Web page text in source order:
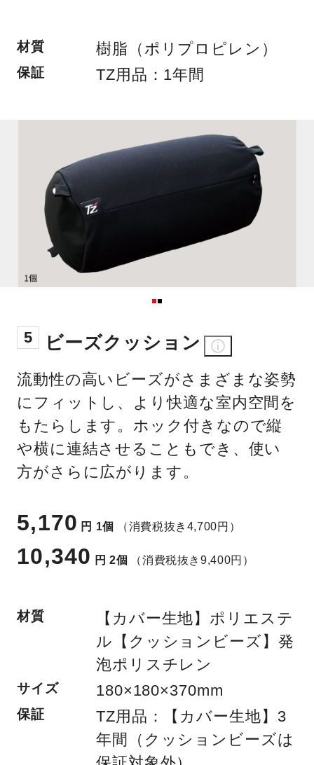
材質 樹脂（ポリプロピレン）
保証 TZ用品：1年間
5 ビーズクッション
流動性の高いビーズがさまざまな姿勢
にフィットし、より快適な室内空間を
もたらします。ホック付きなので縦
や横に連結させることもでき、使い
方がさらに広がります。
5,170 円 1個 （消費税抜き4,700円）
10,340 円 2個 （消費税抜き9,400円）
材質
【カバー生地】ポリエステ
ル【クッションビーズ】発
泡ポリスチレン
サイズ 180×180×370mm
保証
TZ用品：【カバー生地】3
年間（クッションビーズは